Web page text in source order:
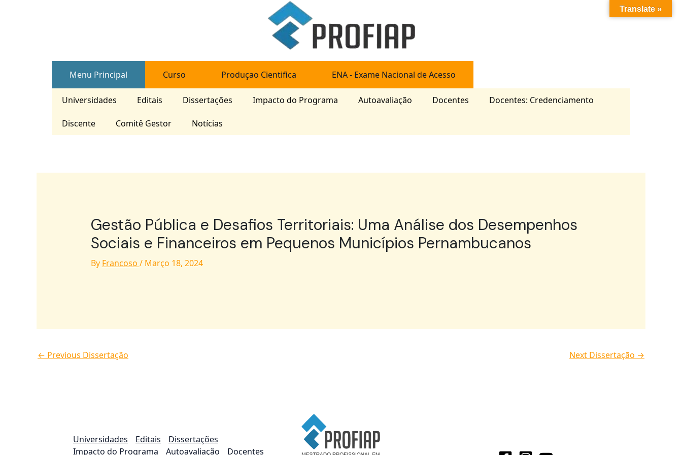
Menu Principal Curso Produçao Cientifica ENA - Exame Nacional de Acesso
Universidades Editais Dissertações Impacto do Programa Autoavaliação Docentes Docentes: Credenciamento
Discente Comitê Gestor Notícias
Gestão Pública e Desafios Territoriais: Uma Análise dos Desempenhos
Sociais e Financeiros em Pequenos Municípios Pernambucanos
By Francoso / Março 18, 2024
← Previous Dissertação Next Dissertação →
Universidades Editais
Dissertações
Impacto do Programa
Autoavaliação Docentes
Translate »